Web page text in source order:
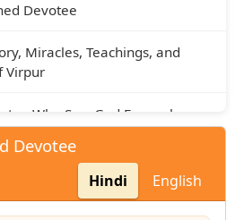
Devotee
Miracles, Teachings, and
Virpur
Who Saw God Everywhere
of Krishna
Who Sang for God
Devotee
Hindi English